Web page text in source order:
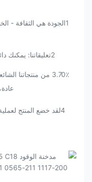
1الجودة هي الثقافة -
2تعليقاتنا: يمكنك دائما الحصول على تعليقاتنا خلال 24 ساعة.
3.70٪ من
4لقد خضع المنتج